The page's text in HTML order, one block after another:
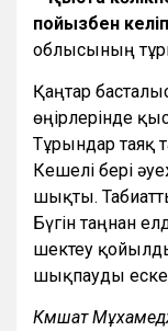
пойызбен
облысының
Қаңтар
өңірлерінде
Тұрғындар
Кешелі бері
шықты.
Бүгін таңнан
шектеу
шықпауды
Кәмшат